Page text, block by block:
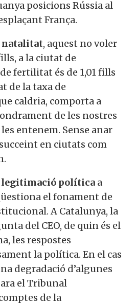
posicions Rússia al
França.
natalitat, aquest no voler
a la ciutat de
fertilitat és de 1,01 fills
de la taxa de
caldria, comporta a
de les nostres
entenem. Sense anar
en ciutats com
legitimació política a
el fonament de
A Catalunya, la
del CEO, de quin és el
les respostes
la política. En el cas
degradació d’algunes
el Tribunal
de la